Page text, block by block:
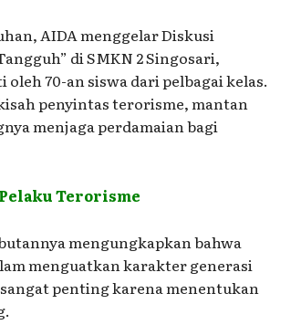
AIDA menggelar Diskusi
di SMKN 2 Singosari,
70-an siswa dari pelbagai kelas.
penyintas terorisme, mantan
menjaga perdamaian bagi
Terorisme
mengungkapkan bahwa
menguatkan karakter generasi
penting karena menentukan